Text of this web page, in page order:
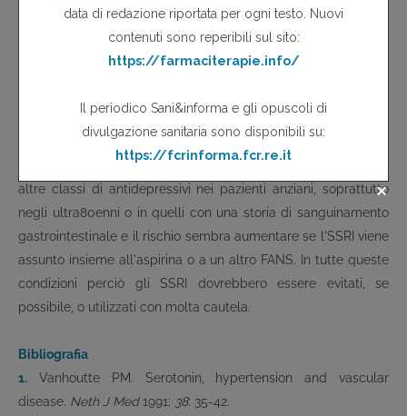
utilizzano questi farmaci. Il rischio assoluto risulta basso ed è
quantificabile in circa 3 episodi di sanguinamento
gastrointestinale in più richiedenti l'ospedalizzazione per
relativo è equiparabile al rischio relativo che corrono i pazienti
che usano aspirina o altri FANS. L'uso di un SSRI sembra
comportare un rischio superiore di sanguinamento rispetto ad
altre classi di antidepressivi nei pazienti anziani, soprattutto
negli ultra80enni o in quelli con una storia di sanguinamento
gastrointestinale e il rischio sembra aumentare se l'SSRI viene
assunto insieme all'aspirina o a un altro FANS. In tutte queste
condizioni perciò gli SSRI dovrebbero essere evitati, se
possibile, o utilizzati con molta cautela.
Bibliografia
1. Vanhoutte PM. Serotonin, hypertension and vascular
disease. Neth J Med1991; 38: 35-42.